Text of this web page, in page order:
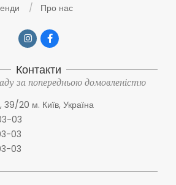
Про нас
Контакти
за попередньою домовленістю
39/20 м. Київ, Україна
03
03
03